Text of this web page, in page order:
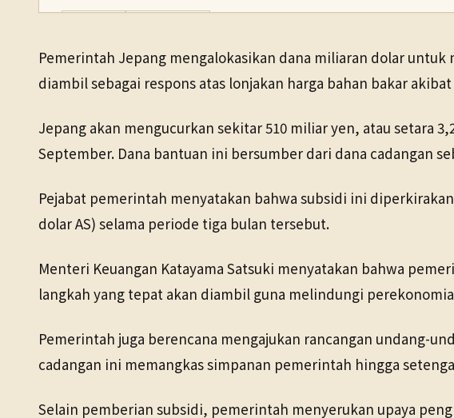
TANGGAL SUMBER
26 Mei 2026
Pemerintah Jepang mengalokasikan dana miliaran dolar
diambil sebagai respons atas lonjakan harga bahan bakar
Jepang akan mengucurkan sekitar 510 miliar yen, atau setara
September. Dana bantuan ini bersumber dari dana cadangan
Pejabat pemerintah menyatakan bahwa subsidi ini
dolar AS) selama periode tiga bulan tersebut.
Menteri Keuangan Katayama Satsuki menyatakan bahwa
langkah yang tepat akan diambil guna melindungi
Pemerintah juga berencana mengajukan rancangan undang-
cadangan ini memangkas simpanan pemerintah hingga
Selain pemberian subsidi, pemerintah menyerukan upaya